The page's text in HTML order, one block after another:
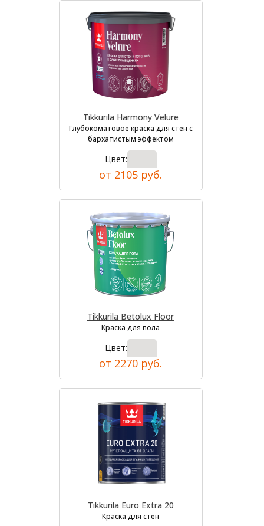
Tikkurila Harmony Velure
Глубокоматовое краска для стен с
бархатистым эффектом
Цвет:
от 2105 руб.
Tikkurila Betolux Floor
Краска для пола
Цвет:
от 2270 руб.
Tikkurila Euro Extra 20
Краска для стен